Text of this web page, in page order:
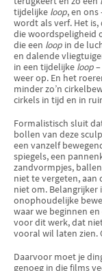
tijdelijke loop, en
wordt als verf. Het
die woordspeligheid
die een loop in de
en dalende
in een tijdelijke loop
weer op. En het
minder zo’n
cirkels in tijd en in
Formalistisch sluit
bollen van deze
een vanzelf
spiegels, een
zandvormpjes,
niet te vergeten, aan
niet om. Belangrijker
onophoudelijke
waar we beginnen
voor dit werk, dat
vooral wil laten zien.
Daarvoor moet je
genoeg in die films